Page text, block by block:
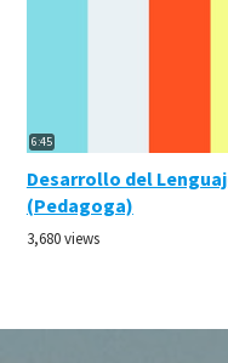
6:45
Desarrollo del
(Pedagoga)
3,680 views